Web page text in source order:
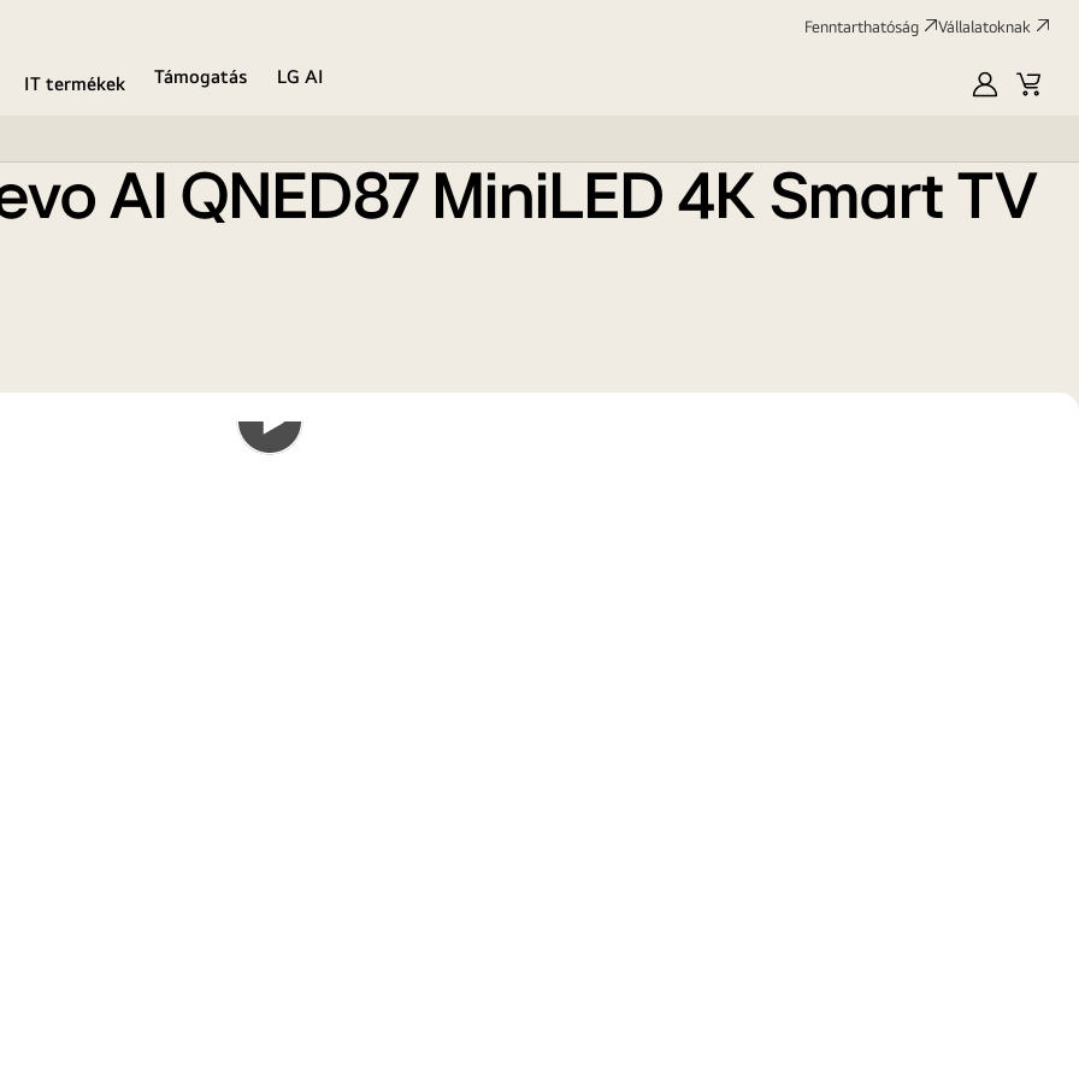
Fenntarthatóság Vállalatoknak
IT termékek Támogatás
LG AI
SajátKosár
Termékinformációs
AI QNED87 MiniLED 4K Smart TV
Play